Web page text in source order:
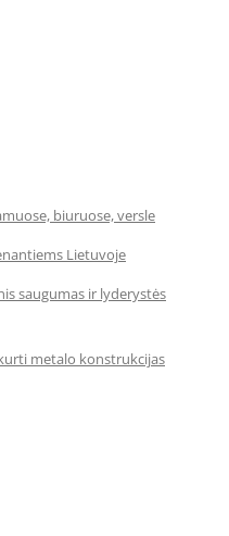
biuruose, versle
Lietuvoje
saugumas ir lyderystės
metalo konstrukcijas